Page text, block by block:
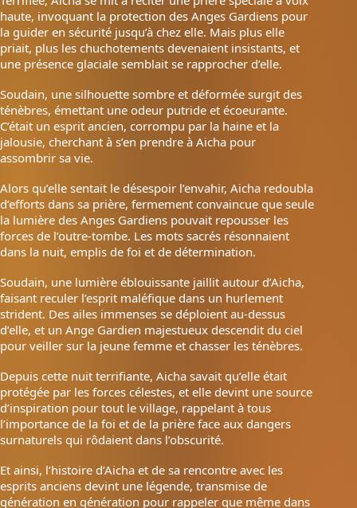
haute, invoquant la protection des Anges Gardiens pour
la guider en sécurité jusqu’à chez elle. Mais plus elle
priait, plus les chuchotements devenaient insistants, et
une présence glaciale semblait se rapprocher d’elle.
Soudain, une silhouette sombre et déformée surgit des
ténèbres, émettant une odeur putride et écoeurante.
C’était un esprit ancien, corrompu par la haine et la
jalousie, cherchant à s’en prendre à Aicha pour
assombrir sa vie.
Alors qu’elle sentait le désespoir l’envahir, Aicha redoubla
d’efforts dans sa prière, fermement convaincue que seule
la lumière des Anges Gardiens pouvait repousser les
forces de l’outre-tombe. Les mots sacrés résonnaient
dans la nuit, emplis de foi et de détermination.
Soudain, une lumière éblouissante jaillit autour d’Aicha,
faisant reculer l’esprit maléfique dans un hurlement
strident. Des ailes immenses se déploient au-dessus
d’elle, et un Ange Gardien majestueux descendit du ciel
pour veiller sur la jeune femme et chasser les ténèbres.
Depuis cette nuit terrifiante, Aicha savait qu’elle était
protégée par les forces célestes, et elle devint une source
d’inspiration pour tout le village, rappelant à tous
l’importance de la foi et de la prière face aux dangers
surnaturels qui rôdaient dans l’obscurité.
Et ainsi, l’histoire d’Aicha et de sa rencontre avec les
esprits anciens devint une légende, transmise de
génération en génération pour rappeler que même dans